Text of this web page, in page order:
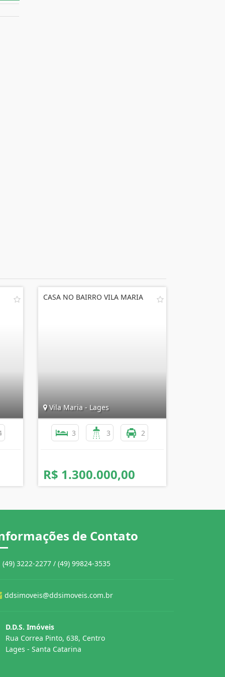
CASA NO BAIRRO VILA MARIA
Vila Maria - Lages
3 3 2
R$ 1.300.000,00
de Contato
(49) 3222-2277 / (49) 99824-3535
ddsimoveis@ddsimoveis.com.br
D.D.S. Imóveis
Rua Correa Pinto, 638, Centro
Lages - Santa Catarina